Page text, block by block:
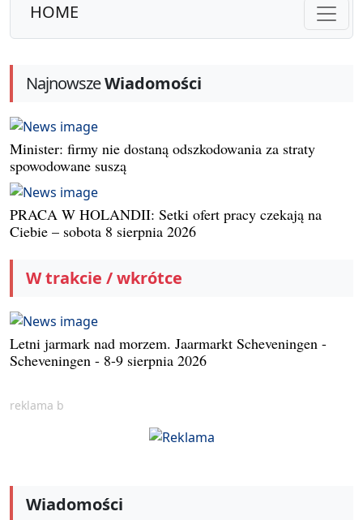
HOME
NajnowszeWiadomości
Minister: firmy nie dostaną odszkodowania za straty
spowodowane suszą
PRACA W HOLANDII: Setki ofert pracy czekają na
Ciebie – sobota 8 sierpnia 2026
W trakcie / wkrótce
Letni jarmark nad morzem. Jaarmarkt Scheveningen -
Scheveningen - 8-9 sierpnia 2026
reklama b
Wiadomości